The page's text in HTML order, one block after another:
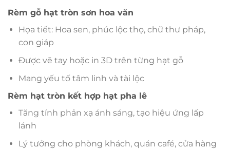
Rèm gỗ hạt tròn sơn hoa văn
Họa tiết: Hoa sen, phúc lộc thọ, chữ thư pháp,
con giáp
Được vẽ tay hoặc in 3D trên từng hạt gỗ
Mang yếu tố tâm linh và tài lộc
Rèm hạt tròn kết hợp hạt pha lê
Tăng tính phản xạ ánh sáng, tạo hiệu ứng lấp
lánh
Lý tưởng cho phòng khách, quán café, cửa hàng